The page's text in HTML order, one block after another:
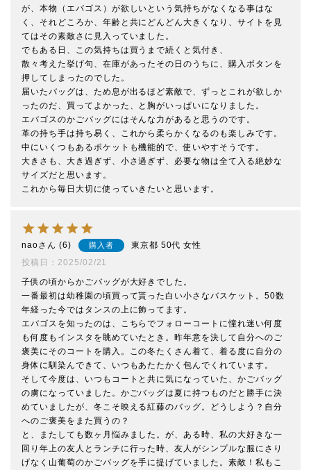
が、本物（エバゴス）が欲しいという気持ちがなくなる事はな
く、それどころか、年齢と共にどんどん大きくなり、サイトを見
てはその素敵さに見入っていました。
でもある日、この気持ちは買うまで続くと気付き、
散々考えた挙げ句、在庫があったその日のうちに、購入ボタンを
押してしまったのでした。
届いたバッグは、ため息が出るほど素敵で、ずっとこれが欲しか
ったのだ、買ってよかった、と胸がいっぱいになりました。
エバゴスのかごバッグにはそんな力があると思うのです。
革の持ち手は持ち易く、これから柔らかくなるのも楽しみです。
中にいくつもあるポケットも機能的で、使いやすそうです。
大きさも、大き過ぎず、小さ過ぎず、必要な物は全て入る絶妙な
サイズだと思います。
これから毎日大切に使っていきたいと思います。
nao 6 購入者 東京都 50代 女性
投稿日
2025/02/21
子供の頃からかごバッグが大好きでした。
一番最初は幼稚園の頃買って貰った白い小さなバスケット。50数
年経った今ではタンスの上に飾ってます。
エバゴスを知ったのは、こちらでフォローコートに憧れ迷い何度
も何度もインスタを眺めていたとき。昨年意を決して自分へのご
褒美にそのコートを購入。この冬たくさん着て、着る度に自分の
身体に馴染んできて、いつもあたたかく包んでくれています。
そして今度は、いつもコートと共に気になっていた、かごバッグ
の虜になっていました。かごバッグは夏に持つものだと勝手に決
めていましたが、冬こそ映える紅藤のバッグ。どうしよう？自分
へのご褒美をまた買うの？
と、またしても数ヶ月悩みました。が、ある時、私の大好きな一
回り年上の友人とランチに行った時、友人がシンプルな服にさり
げなく山葡萄のかごバッグを手に提げていました。素敵！私もこ